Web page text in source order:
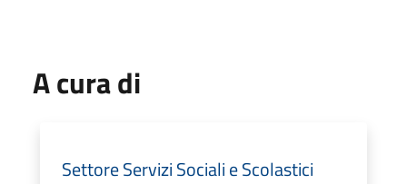
A cura di
Settore Servizi Sociali e Scolastici